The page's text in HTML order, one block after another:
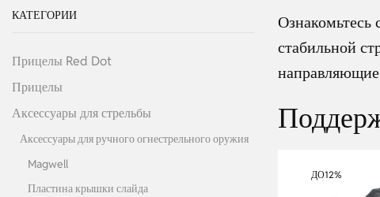
Ознакомьтесь
стабильной
направляющие
ДО12%
КАТЕГОРИИ
Прицелы Red Dot
Прицелы
Аксессуары для стрельбы
Аксессуары для ручного огнестрельного оружия
Magwell
Пластина крышки слайда